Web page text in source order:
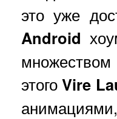
это уже
Android
этогоVire